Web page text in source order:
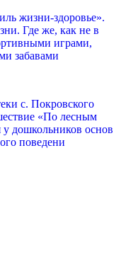
жизни-здоровье».
Где же, как не в
играми,
забавами
с. Покровского
«По лесным
дошкольников основ
поведени